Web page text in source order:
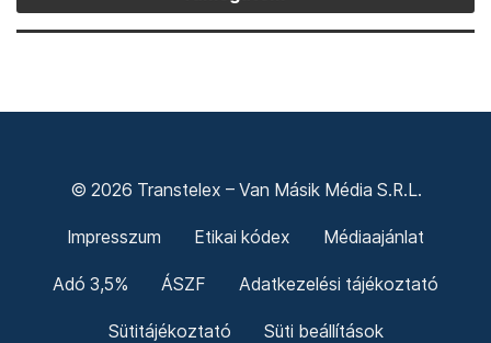
© 2026 Transtelex – Van Másik Média S.R.L.
Impresszum Etikai kódex Médiaajánlat
Adó 3,5% ÁSZF Adatkezelési tájékoztató
Sütitájékoztató Süti beállítások